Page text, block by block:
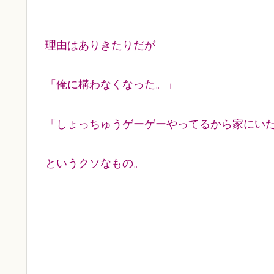
理由はありきたりだが
「俺に構わなくなった。」
「しょっちゅうゲーゲーやってるから家にい
というクソなもの。